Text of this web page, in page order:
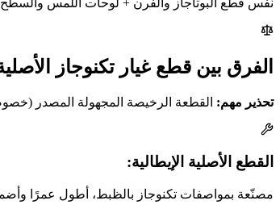
الفرق بين قطع غيار تكنوجاز
تحذير مهم: القطعة الرخيصة المجهولة المصدر
القطع الأصلية الإيطالية:
مصنّعة بمواصفات تكنوجاز بالظبط، أطول عمرًا